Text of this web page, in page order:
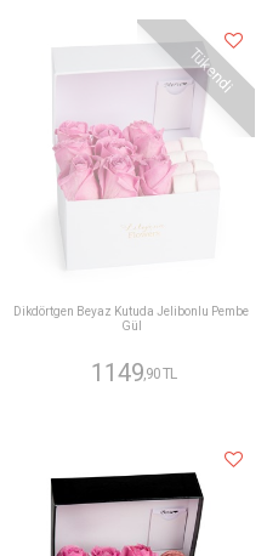
Tükendi
Dikdörtgen Beyaz Kutuda Jelibonlu Pembe
Gül
1149 ,90 TL